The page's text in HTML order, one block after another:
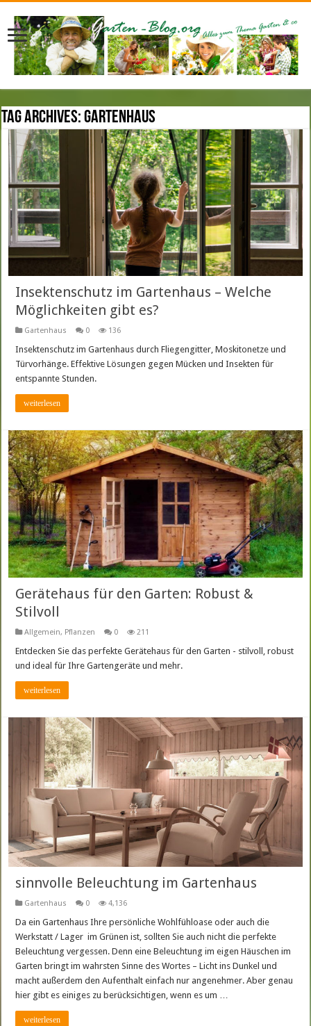
Tag Archives:Gartenhaus
Insektenschutz im Gartenhaus – Welche
Möglichkeiten gibt es?
Gartenhaus 0 136
Insektenschutz im Gartenhaus durch Fliegengitter, Moskitonetze und
Türvorhänge. Effektive Lösungen gegen Mücken und Insekten für
entspannte Stunden.
weiterlesen
Gerätehaus für den Garten: Robust &
Stilvoll
Allgemein, Pflanzen 0 211
Entdecken Sie das perfekte Gerätehaus für den Garten - stilvoll, robust
und ideal für Ihre Gartengeräte und mehr.
weiterlesen
sinnvolle Beleuchtung im Gartenhaus
Gartenhaus 0 4,136
Da ein Gartenhaus Ihre persönliche Wohlfühloase oder auch die
Werkstatt / Lager im Grünen ist, sollten Sie auch nicht die perfekte
Beleuchtung vergessen. Denn eine Beleuchtung im eigen Häuschen im
Garten bringt im wahrsten Sinne des Wortes – Licht ins Dunkel und
macht außerdem den Aufenthalt einfach nur angenehmer. Aber genau
hier gibt es einiges zu berücksichtigen, wenn es um …
weiterlesen